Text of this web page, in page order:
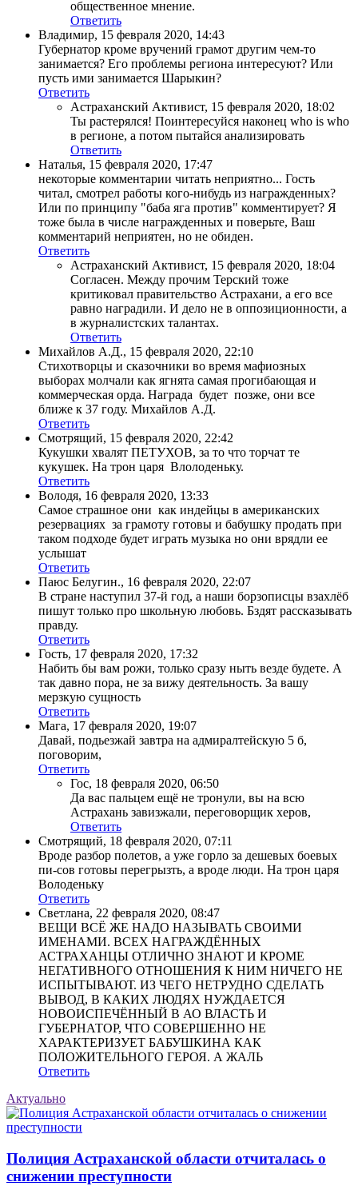
общественное мнение.
Ответить
Владимир, 15 февраля 2020, 14:43
Губернатор кроме вручений грамот другим чем-то
занимается? Его проблемы региона интересуют? Или
пусть ими занимается Шарыкин?
Ответить
Астраханский Активист, 15 февраля 2020, 18:02
Ты растерялся! Поинтересуйся наконец who is who
в регионе, а потом пытайся анализировать
Ответить
Наталья, 15 февраля 2020, 17:47
некоторые комментарии читать неприятно... Гость
читал, смотрел работы кого-нибудь из награжденных?
Или по принципу "баба яга против" комментирует? Я
тоже была в числе награжденных и поверьте, Ваш
комментарий неприятен, но не обиден.
Ответить
Астраханский Активист, 15 февраля 2020, 18:04
Согласен. Между прочим Терский тоже
критиковал правительство Астрахани, а его все
равно наградили. И дело не в оппозиционности, а
в журналистских талантах.
Ответить
Михайлов А.Д., 15 февраля 2020, 22:10
Стихотворцы и сказочники во время мафиозных
выборах молчали как ягнята самая прогибающая и
коммерческая орда. Награда будет позже, они все
ближе к 37 году. Михайлов А.Д.
Ответить
Смотрящий, 15 февраля 2020, 22:42
Кукушки хвалят ПЕТУХОВ, за то что торчат те
кукушек. На трон царя Влолоденьку.
Ответить
Володя, 16 февраля 2020, 13:33
Самое страшное они как индейцы в американских
резервациях за грамоту готовы и бабушку продать при
таком подходе будет играть музыка но они врядли ее
услышат
Ответить
Паюс Белугин., 16 февраля 2020, 22:07
В стране наступил 37-й год, а наши борзописцы взахлёб
пишут только про школьную любовь. Бздят рассказывать
правду.
Ответить
Гость, 17 февраля 2020, 17:32
Набить бы вам рожи, только сразу ныть везде будете. А
так давно пора, не за вижу деятельность. За вашу
мерзкую сущность
Ответить
Мага, 17 февраля 2020, 19:07
Давай, подьезжай завтра на адмиралтейскую 5 б,
поговорим,
Ответить
Гос, 18 февраля 2020, 06:50
Да вас пальцем ещё не тронули, вы на всю
Астрахань завизжали, переговорщик херов,
Ответить
Смотрящий, 18 февраля 2020, 07:11
Вроде разбор полетов, а уже горло за дешевых боевых
пи-сов готовы перегрызть, а вроде люди. На трон царя
Володеньку
Ответить
Светлана, 22 февраля 2020, 08:47
ВЕЩИ ВСЁ ЖЕ НАДО НАЗЫВАТЬ СВОИМИ
ИМЕНАМИ. ВСЕХ НАГРАЖДЁННЫХ
АСТРАХАНЦЫ ОТЛИЧНО ЗНАЮТ И КРОМЕ
НЕГАТИВНОГО ОТНОШЕНИЯ К НИМ НИЧЕГО НЕ
ИСПЫТЫВАЮТ. ИЗ ЧЕГО НЕТРУДНО СДЕЛАТЬ
ВЫВОД, В КАКИХ ЛЮДЯХ НУЖДАЕТСЯ
НОВОИСПЕЧЁННЫЙ В АО ВЛАСТЬ И
ГУБЕРНАТОР, ЧТО СОВЕРШЕННО НЕ
ХАРАКТЕРИЗУЕТ БАБУШКИНА КАК
ПОЛОЖИТЕЛЬНОГО ГЕРОЯ. А ЖАЛЬ
Ответить
Актуально
Полиция Астраханской области отчиталась о
снижении преступности